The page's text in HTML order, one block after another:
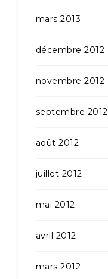
mars 2013
décembre 2012
novembre 2012
septembre 2012
août 2012
juillet 2012
mai 2012
avril 2012
mars 2012